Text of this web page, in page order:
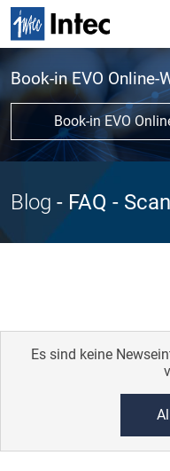
Book-in EVO
Book-in EVO
Blog - FAQ -
Es sind keine